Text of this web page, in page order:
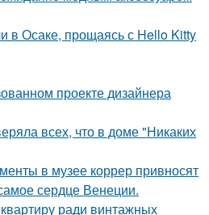
в Осаке, прощаясь с Hello Kitty
проекте дизайнера
всех, что в доме "Никаких
в музее коррер привносят
сердце Венеции.
ради винтажных